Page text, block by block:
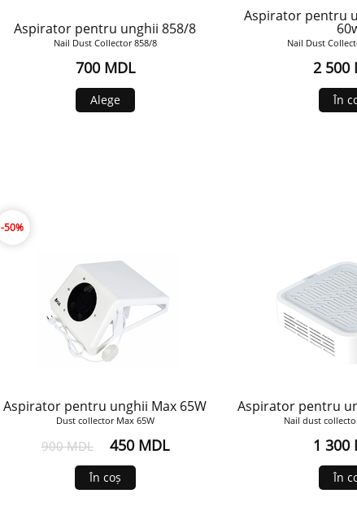
Aspirator pentru unghii 858/8
Nail Dust Collector 858/8
700 MDL
Alege
Aspirator pentru
Nail Dust
2 500
În
-50%
Aspirator pentru unghii Max 65W
Dust collector Max 65W
900 MDL 450 MDL
În coș
Aspirator pentru
Nail dust
1 300
În